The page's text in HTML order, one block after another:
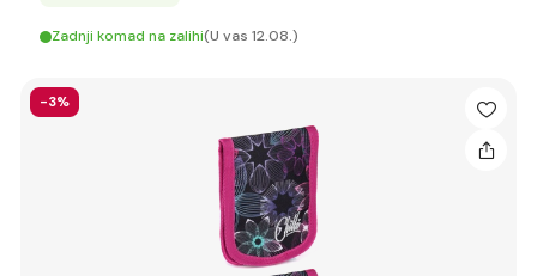
Zadnji komad na zalihi(U vas 12.08.)
-3%